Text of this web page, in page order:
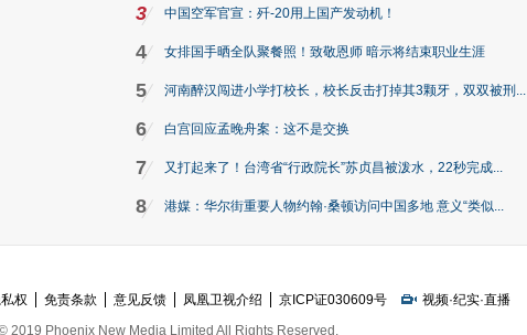
3 中国空军官宣：歼-20用上国产发动机！
4 女排国手晒全队聚餐照！致敬恩师 暗示将结束职业生涯
5 河南醉汉闯进小学打校长，校长反击打掉其3颗牙，双双被刑...
6 白宫回应孟晚舟案：这不是交换
7 又打起来了！台湾省“行政院长”苏贞昌被泼水，22秒完成...
8 港媒：华尔街重要人物约翰·桑顿访问中国多地 意义“类似...
权 免责条款 意见反馈 凤凰卫视介绍 京ICP证030609号 视频·纪实·直播
2019 Phoenix New Media Limited All Rights Reserved.